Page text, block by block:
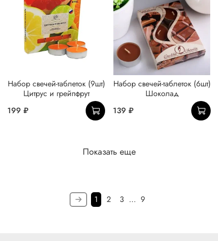
Набор свечей-таблеток (9шт)
Цитрус и грейпфрут
199 ₽
Набор свечей-таблеток (6шт)
Шоколад
139 ₽
Показать еще
1 2 3 … 9